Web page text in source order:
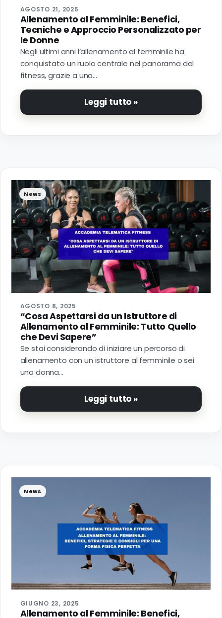
AGOSTO 21, 2025
Allenamento al Femminile: Benefici,
Tecniche e Approccio Personalizzato per
le Donne
Negli ultimi anni l’allenamento al femminile ha
conquistato un ruolo centrale nel panorama del
fitness, grazie a una…
Leggi tutto »
News
AGOSTO 8, 2025
“Cosa Aspettarsi da un Istruttore di
Allenamento al Femminile: Tutto Quello
che Devi Sapere”
Se stai considerando di iniziare un percorso di
allenamento con un istruttore al femminile o sei
una donna…
Leggi tutto »
News
GIUGNO 23, 2025
Allenamento al Femminile: Benefici,